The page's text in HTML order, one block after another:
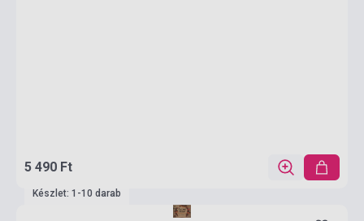
5 490 Ft
Készlet: 1-10 darab